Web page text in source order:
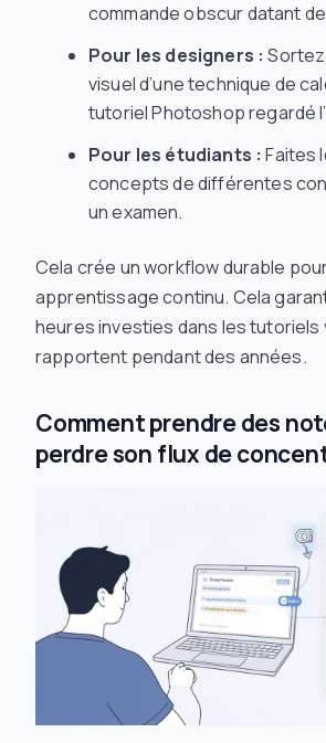
commande obscur datant
Pour les designers :
visuel d’une technique de
tutoriel Photoshop regardé
Pour les étudiants : Faites
concepts de différentes
un examen.
Cela crée un workflow durable
apprentissage continu. Cela
heures investies dans les tutoriels
rapportent pendant des années.
Comment prendre des
perdre son flux de